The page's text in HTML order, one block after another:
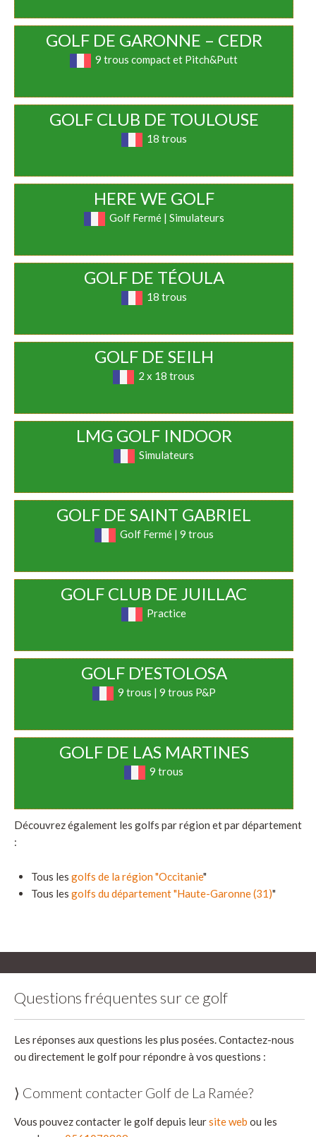
GOLF DE GARONNE – CEDR
9 trous compact et Pitch&Putt
GOLF CLUB DE TOULOUSE
18 trous
HERE WE GOLF
Golf Fermé | Simulateurs
GOLF DE TÉOULA
18 trous
GOLF DE SEILH
2 x 18 trous
LMG GOLF INDOOR
Simulateurs
GOLF DE SAINT GABRIEL
Golf Fermé | 9 trous
GOLF CLUB DE JUILLAC
Practice
GOLF D’ESTOLOSA
9 trous | 9 trous P&P
GOLF DE LAS MARTINES
9 trous
Découvrez également les golfs par région et par département
:
Tous les golfs de la région "Occitanie"
Tous les golfs du département "Haute-Garonne (31)"
Questions fréquentes sur ce golf
Les réponses aux questions les plus posées. Contactez-nous
ou directement le golf pour répondre à vos questions :
⟩ Comment contacter Golf de La Ramée?
Vous pouvez contacter le golf depuis leursite web ou les